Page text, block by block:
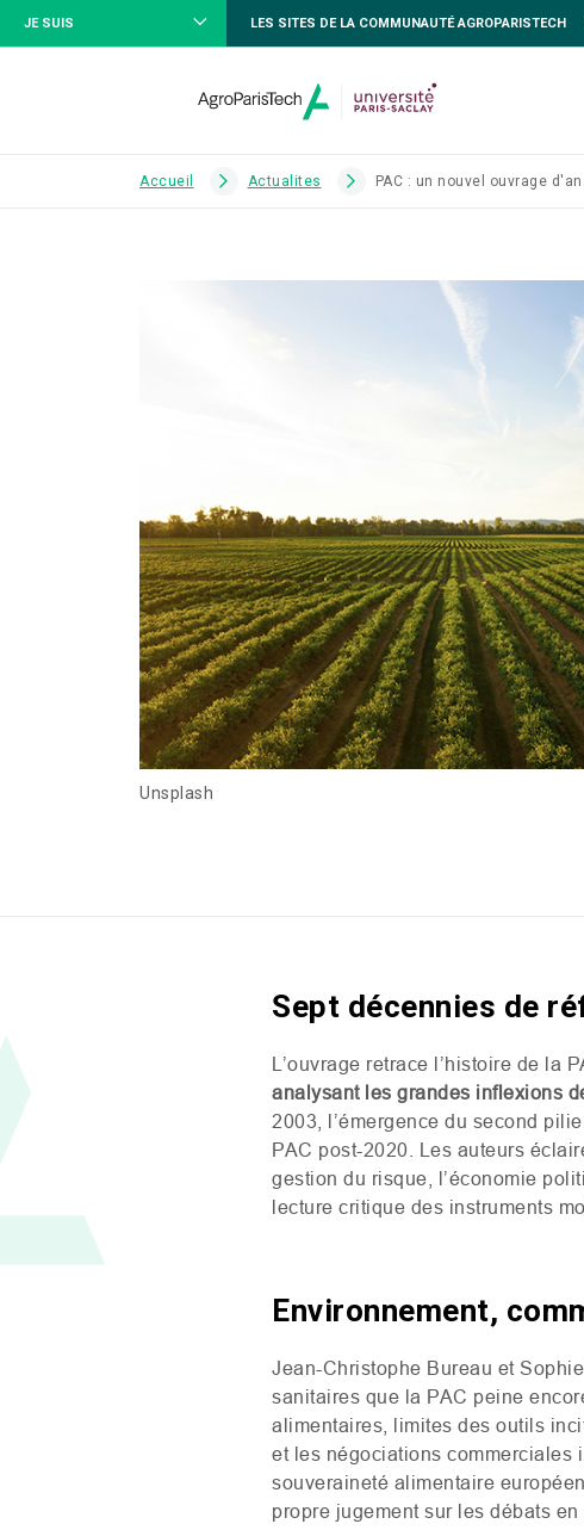
JE SUIS LES SITES DE LA COMMUNAUTÉ AGROPARISTECH
Accueil Actualites PAC : un nouvel ouvrage
Unsplash
Sept décennies de
L’ouvrage retrace l’histoire de la
analysant les grandes inflexions
2003, l’émergence du second
PAC post-2020. Les auteurs
gestion du risque, l’économie
lecture critique des instruments
Environnement,
Jean-Christophe Bureau et
sanitaires que la PAC peine
alimentaires, limites des outils
et les négociations commerciales
souveraineté alimentaire
propre jugement sur les débats